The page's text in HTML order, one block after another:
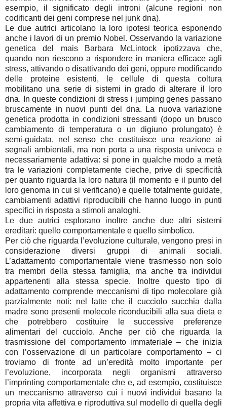
esempio, il significato degli introni (alcune regioni non
codificanti dei geni comprese nel junk dna).
Le due autrici articolano la loro ipotesi teorica esponendo
anche i lavori di un premio Nobel. Osservando la variazione
genetica del mais Barbara McLintock ipotizzava che,
quando non riescono a rispondere in maniera efficace agli
stress, attivando o disattivando dei geni, oppure modificando
delle proteine esistenti, le cellule di questa coltura
mobilitano una serie di sistemi in grado di alterare il loro
dna. In queste condizioni di stress i jumping genes passano
bruscamente in nuovi punti del dna. La nuova variazione
genetica prodotta in condizioni stressanti (dopo un brusco
cambiamento di temperatura o un digiuno prolungato) è
semi-guidata, nel senso che costituisce una reazione ai
segnali ambientali, ma non porta a una risposta univoca e
necessariamente adattiva: si pone in qualche modo a metà
tra le variazioni completamente cieche, prive di specificità
per quanto riguarda la loro natura (il momento e il punto del
loro genoma in cui si verificano) e quelle totalmente guidate,
cambiamenti adattivi riproducibili che hanno luogo in punti
specifici in risposta a stimoli analoghi.
Le due autrici esplorano inoltre anche due altri sistemi
ereditari: quello comportamentale e quello simbolico.
Per ciò che riguarda l’evoluzione culturale, vengono presi in
considerazione diversi gruppi di animali sociali.
L’adattamento comportamentale viene trasmesso non solo
tra membri della stessa famiglia, ma anche tra individui
appartenenti alla stessa specie. Inoltre questo tipo di
adattamento comprende meccanismi di tipo molecolare già
parzialmente noti: nel latte che il cucciolo succhia dalla
madre sono presenti molecole riconducibili alla sua dieta e
che potrebbero costituire le successive preferenze
alimentari del cucciolo. Anche per ciò che riguarda la
trasmissione del comportamento immateriale – che inizia
con l’osservazione di un particolare comportamento – ci
troviamo di fronte ad un’eredità molto importante per
l’evoluzione, incorporata negli organismi attraverso
l’imprinting comportamentale che e, ad esempio, costituisce
un meccanismo attraverso cui i nuovi individui basano la
propria vita affettiva e riproduttiva sul modello di quella degli